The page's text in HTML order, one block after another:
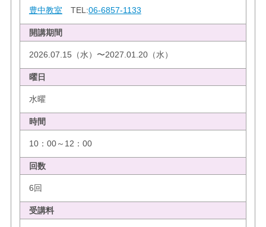
豊中教室 TEL:06-6857-1133
開講期間
2026.07.15（水）〜2027.01.20（水）
曜日
水曜
時間
10：00～12：00
回数
6回
受講料